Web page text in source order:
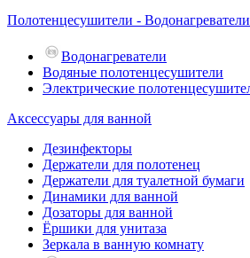
Полотенцесушители - Водонагреватели
Водонагреватели
Водяные полотенцесушители
Электрические
Аксессуары для ванной
Дезинфекторы
Держатели для полотенец
Держатели для туалетной бумаги
Динамики для ванной
Дозаторы для ванной
Ёршики для унитаза
Зеркала в ванную комнату